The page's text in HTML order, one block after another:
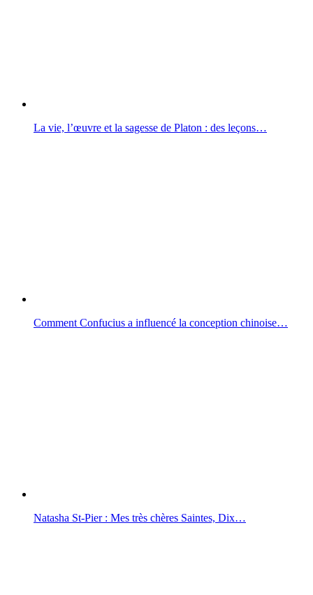
La vie, l’œuvre et la sagesse de Platon : des leçons…
Comment Confucius a influencé la conception chinoise…
Natasha St-Pier : Mes très chères Saintes, Dix…